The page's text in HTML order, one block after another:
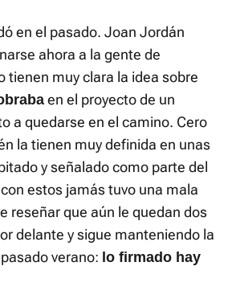
en el pasado. Joan Jordán
ahora a la gente de
tienen muy clara la idea sobre
en el proyecto de un
a quedarse en el camino. Cero
la tienen muy definida en unas
y señalado como parte del
estos jamás tuvo una mala
reseñar que aún le quedan dos
delante y sigue manteniendo la
verano: lo firmado hay